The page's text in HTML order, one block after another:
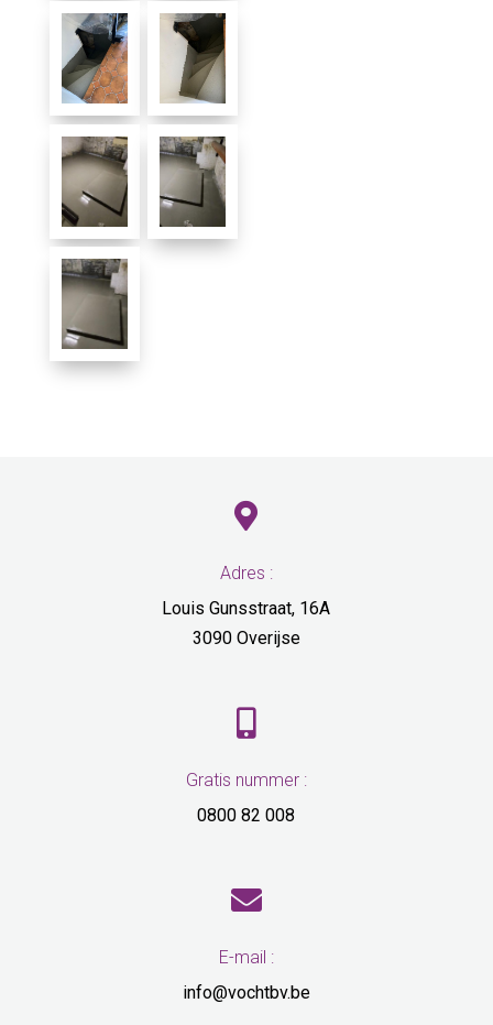

Adres :
Louis Gunsstraat, 16A
3090 Overijse

Gratis nummer :
0800 82 008

E-mail :
info@vochtbv.be